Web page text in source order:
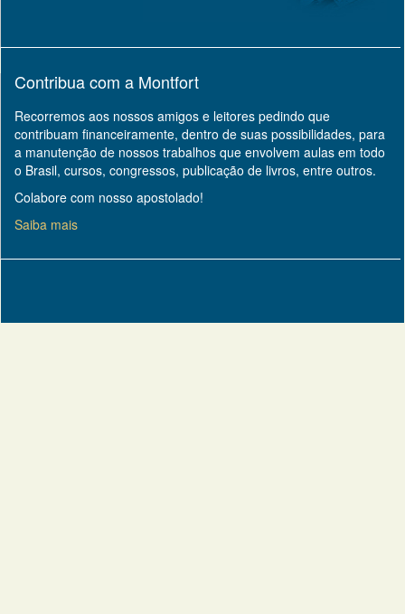
Contribua com a Montfort
Recorremos aos nossos amigos e leitores pedindo que
contribuam financeiramente, dentro de suas possibilidades, para
a manutenção de nossos trabalhos que envolvem aulas em todo
o Brasil, cursos, congressos, publicação de livros, entre outros.
Colabore com nosso apostolado!
Saiba mais